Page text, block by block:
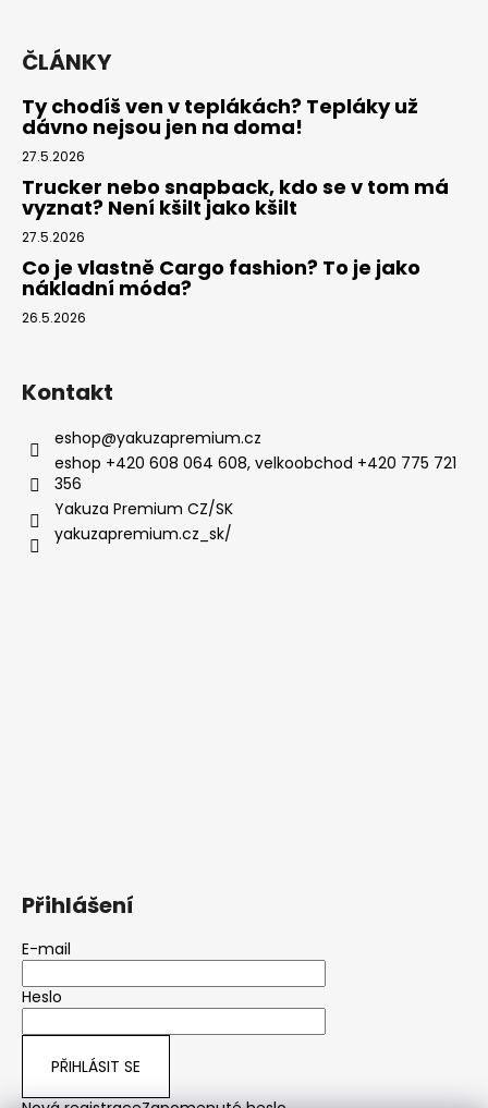
ČLÁNKY
Ty chodíš ven v teplákách? Tepláky už
dávno nejsou jen na doma!
27.5.2026
Trucker nebo snapback, kdo se v tom má
vyznat? Není kšilt jako kšilt
27.5.2026
Co je vlastně Cargo fashion? To je jako
nákladní móda?
26.5.2026
Kontakt
eshop@yakuzapremium.cz
eshop +420 608 064 608, velkoobchod +420 775 721
356
Yakuza Premium CZ/SK
yakuzapremium.cz_sk/
Přihlášení
E-mail
Heslo
PŘIHLÁSIT SE